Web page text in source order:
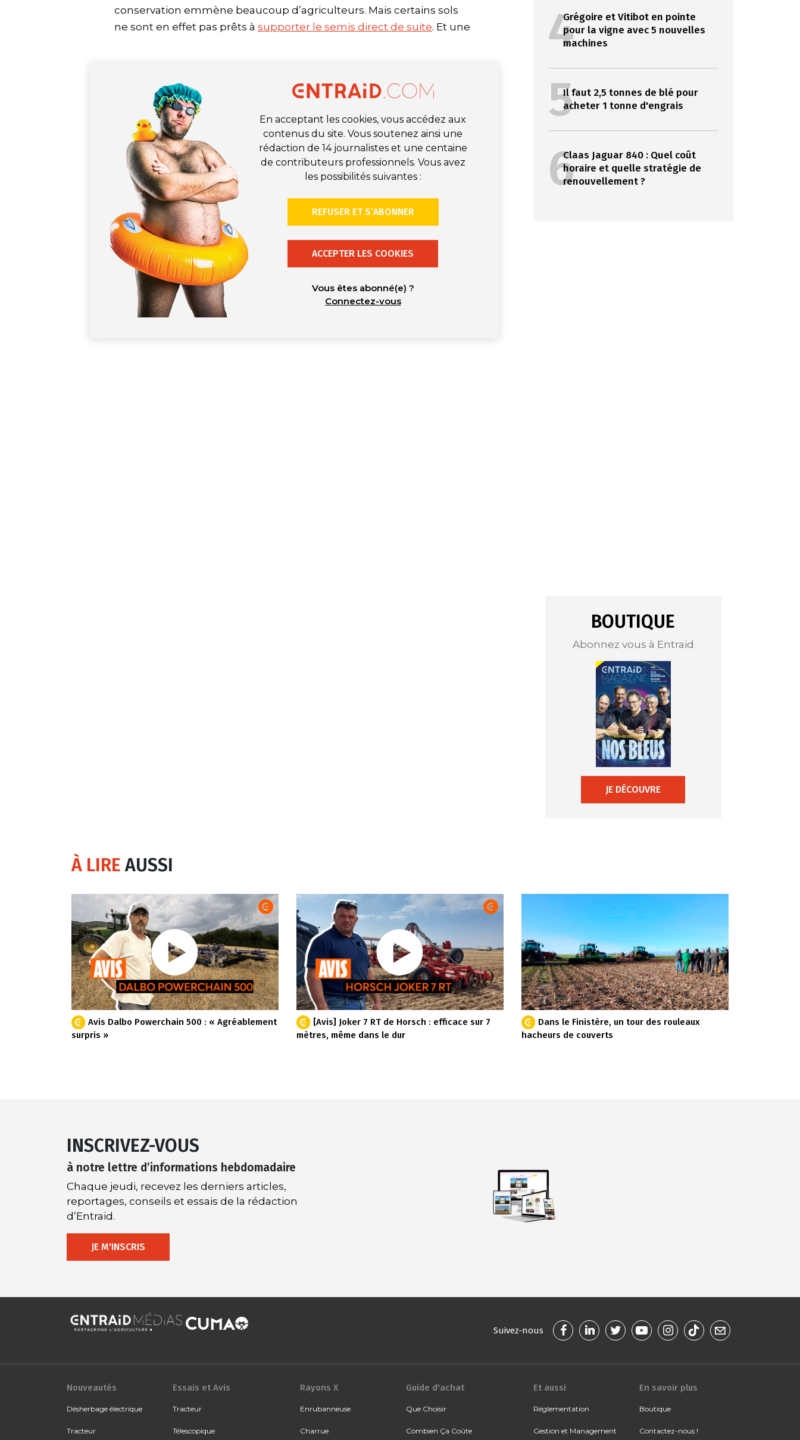
conservation emmène beaucoup d’agriculteurs. Mais certains sols
ne sont en effet pas prêts à supporter le semis direct de suite. Et une
En acceptant les cookies, vous accédez aux
contenus du site. Vous soutenez ainsi une
rédaction de 14 journalistes et une centaine
de contributeurs professionnels. Vous avez
les possibilités suivantes :
REFUSER ET S’ABONNER
ACCEPTER LES COOKIES
Vous êtes abonné(e) ?
Connectez-vous
4Grégoire et Vitibot en pointe
pour la vigne avec 5 nouvelles
machines
5Il faut 2,5 tonnes de blé pour
acheter 1 tonne d'engrais
6Claas Jaguar 840 : Quel coût
horaire et quelle stratégie de
renouvellement ?
BOUTIQUE
Abonnez vous à Entraid
JE DÉCOUVRE
À LIREAUSSI
Avis Dalbo Powerchain 500 : « Agréablement
surpris »
[Avis] Joker 7 RT de Horsch : efficace sur 7
mètres, même dans le dur
Dans le Finistère, un tour des rouleaux
hacheurs de couverts
INSCRIVEZ-VOUS
à notre lettre d’informations hebdomadaire
Chaque jeudi, recevez les derniers articles,
reportages, conseils et essais de la rédaction
d’Entraid.
JE M'INSCRIS
Suivez-nous
Nouveautés
Désherbage électrique
Tracteur
Essais et Avis
Tracteur
Télescopique
Rayons X
Enrubanneuse
Charrue
Guide d'achat
Que Choisir
Combien Ça Coûte
Et aussi
Réglementation
Gestion et Management
En savoir plus
Boutique
Contactez-nous !